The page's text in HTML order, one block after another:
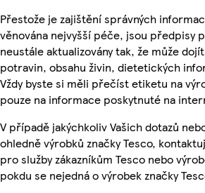
Přestože je zajištění správných
věnována nejvyšší péče, jsou předpisy
neustále aktualizovány tak, že může
potravin, obsahu živin, dietetických
Vždy byste si měli přečíst etiketu na
pouze na informace poskytnuté na
V případě jakýchkoliv Vašich dotazů
ohledně výrobků značky Tesco,
pro služby zákazníkům Tesco nebo
pokdu se nejedná o výrobek značky